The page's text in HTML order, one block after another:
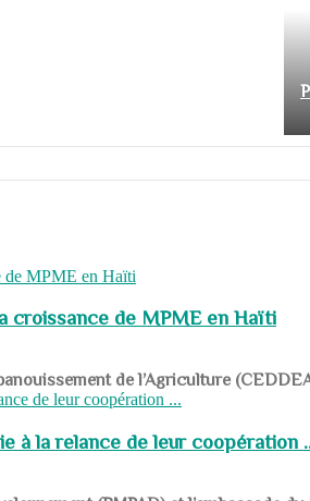
croissance de MPME en Haïti
de l’Agriculture
à la relance de leur coopération